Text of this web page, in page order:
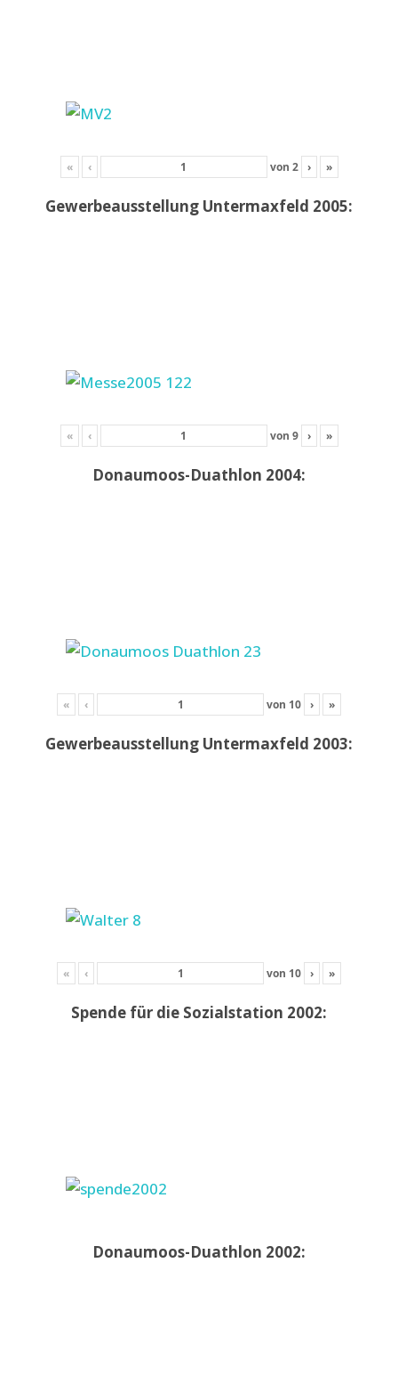
« ‹ von 2 › »
Gewerbeausstellung Untermaxfeld 2005:
« ‹ von 9 › »
Donaumoos-Duathlon 2004:
« ‹ von 10 › »
Gewerbeausstellung Untermaxfeld 2003:
« ‹ von 10 › »
Spende für die Sozialstation 2002:
Donaumoos-Duathlon 2002: